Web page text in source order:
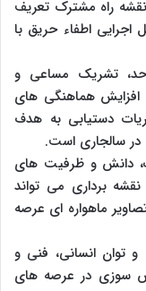
راه مشترک تعریف
اجرایی اطفاء حریق با
تشریک مساعی و
افزایش هماهنگی های
دستیابی به هدف
سالجاری است.
دانش و ظرفیت های
برداری می تواند
ماهواره ای عرصه
توان انسانی، فنی و
سوزی در عرصه های